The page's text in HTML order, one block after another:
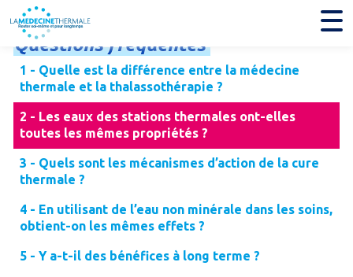
Questionsfréquentes
1 - Quelle est la différence entre la médecine
thermale et la thalassothérapie ?
2 - Les eaux des stations thermales ont-elles
toutes les mêmes propriétés ?
3 - Quels sont les mécanismes d’action de la cure
thermale ?
4 - En utilisant de l’eau non minérale dans les soins,
obtient-on les mêmes effets ?
5 - Y a-t-il des bénéfices à long terme ?